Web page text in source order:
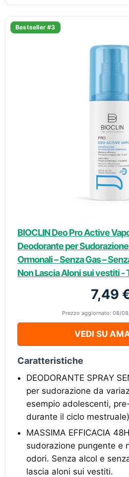
Bestseller #3
BIOCLIN Deo Pro Active
Deodorante per
Ormonali – Senza Gas –
Non Lascia Aloni sui vestiti -
7,49
Prezzo aggiornato: 08/
VEDI SU
Caratteristiche
DEODORANTE SPRAY
per sudorazione da
esempio adolescenti,
durante il ciclo
MASSIMA EFFICACIA
sudorazione pungente e
odori. Senza alcol e
lascia aloni sui vestiti.